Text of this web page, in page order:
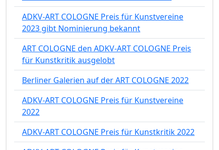
ADKV-ART COLOGNE Preis für Kunstvereine
2023 gibt Nominierung bekannt
ART COLOGNE den ADKV-ART COLOGNE Preis
für Kunstkritik ausgelobt
Berliner Galerien auf der ART COLOGNE 2022
ADKV-ART COLOGNE Preis für Kunstvereine
2022
ADKV-ART COLOGNE Preis für Kunstkritik 2022